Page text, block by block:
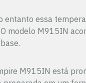
essa
modelo M915IN
M915IN está